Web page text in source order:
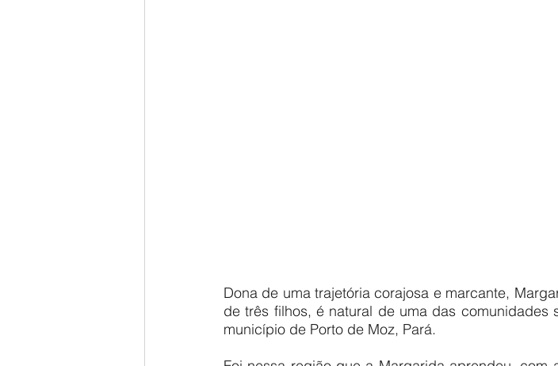
Dona de uma trajetória corajosa e marcante,
de três filhos, é natural de uma das comunidades
município de Porto de Moz, Pará.